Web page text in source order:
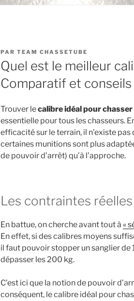
PUBLIÉ
LE
PAR TEAM CHASSETUBE
Quel est le meilleur
Comparatif et
Trouver lecalibre idéal pour
essentielle pour tous les chasseurs.
efficacité sur le terrain, il n’existe
certaines munitions sont plus
de pouvoir d’arrêt) qu’à l’approche.
Les contraintes
En battue, on cherche avant tout à «
En effet, si des calibres moyens
il faut pouvoir stopper un sanglier
dépasser les 200 kg.
C’est ici que la notion de pouvoir
conséquent, le calibre idéal pour